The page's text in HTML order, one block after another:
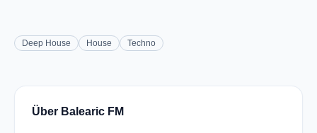
Deep House House Techno
Über Balearic FM